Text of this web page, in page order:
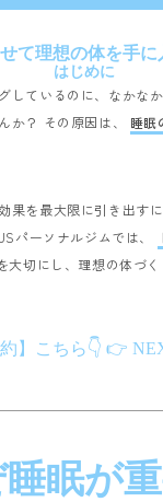
て理想の体を手
はじめに
しているのに、なかな
か？ その原因は、 睡眠
果を最大限に引き出す
パーソナルジムでは、
大切にし、理想の体づ
】こちら👇 👉
睡眠が